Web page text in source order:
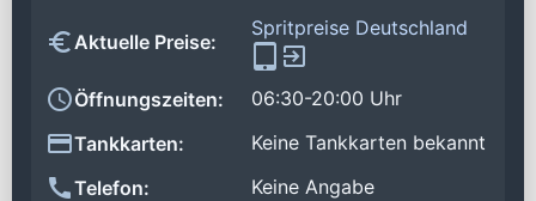
Aktuelle Preise:
Spritpreise Deutschland
Öffnungszeiten:
06:30-20:00 Uhr
Tankkarten:
Keine Tankkarten bekannt
Telefon:
Keine Angabe